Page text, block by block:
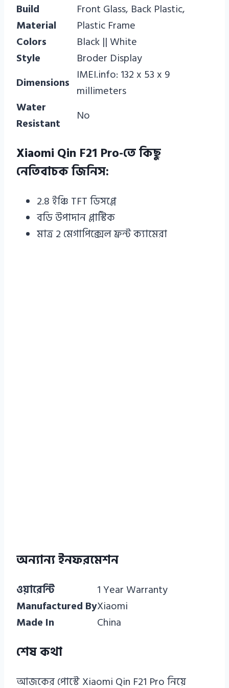
Build
Material
Front Glass, Back Plastic,
Plastic Frame
Colors
Black || White
Style
Broder Display
Dimensions IMEI.info: 132 x 53 x 9
millimeters
Water
Resistant
No
Xiaomi Qin F21 Pro-তে কিছু
নেতিবাচক জিনিস:
2.8 ইঞ্চি TFT ডিসপ্লে
বডি উপাদান প্লাস্টিক
মাত্র 2 মেগাপিক্সেল ফ্রন্ট ক্যামেরা
অন্যান্য ইনফরমেশন
ওয়ারেন্টি
1 Year Warranty
Manufactured ByXiaomi
Made In
China
শেষকথা
আজকের পোস্টে Xiaomi Qin F21 Pro নিয়ে